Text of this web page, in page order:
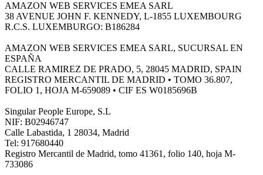
AMAZON WEB SERVICES EMEA SARL
38 AVENUE JOHN F. KENNEDY, L-1855 LUXEMBOURG
R.C.S. LUXEMBURGO: B186284
AMAZON WEB SERVICES EMEA SARL, SUCURSAL EN
ESPAÑA
CALLE RAMIREZ DE PRADO, 5, 28045 MADRID, SPAIN
REGISTRO MERCANTIL DE MADRID • TOMO 36.807,
FOLIO 1, HOJA M-659089 • CIF ES W0185696B
Singular People Europe, S.L
NIF: B02946747
Calle Labastida, 1 28034, Madrid
Tel: 917680440
Registro Mercantil de Madrid, tomo 41361, folio 140, hoja M-
733086